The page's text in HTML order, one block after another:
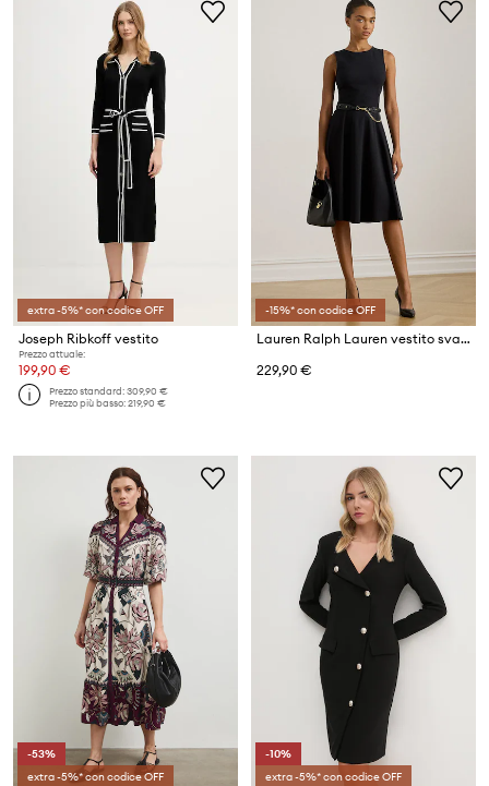
extra -5%* con codice OFF
Joseph Ribkoff vestito
Prezzo attuale:
199,90 €
Prezzo standard:309,90 €
Prezzo più basso:219,90 €
-15%* con codice OFF
Lauren Ralph Lauren vestito svasato con viscosa
229,90 €
-53%
extra -5%* con codice OFF
-10%
extra -5%* con codice OFF